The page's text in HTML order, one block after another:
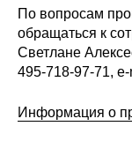
По вопросам
обращаться к
Светлане
495-718-97-71, e-
Информация о